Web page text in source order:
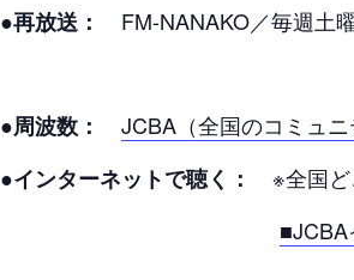
●再放送： FM-NANAKO／毎週
●周波数：
JCBA（全国のコミュニ
●インターネットで聴く：
※全国ど
■JCBA